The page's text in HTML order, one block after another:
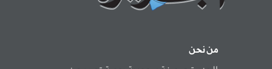
من نحن